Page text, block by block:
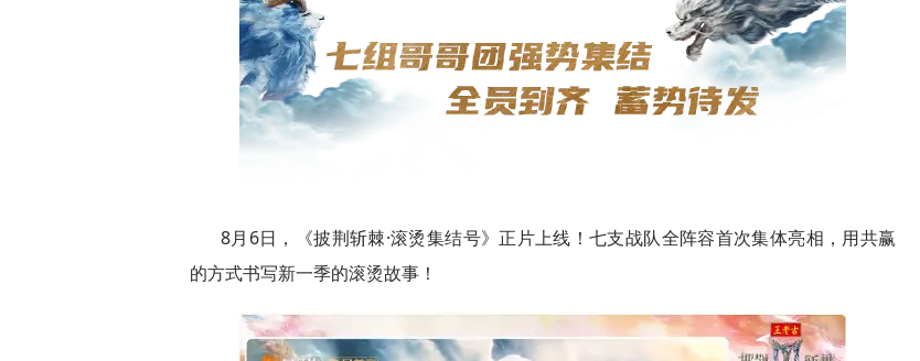
8月6日，《披荆斩棘·滚烫集结号》正片上线！七支战队全阵容首次集体亮相，用共赢
的方式书写新一季的滚烫故事！